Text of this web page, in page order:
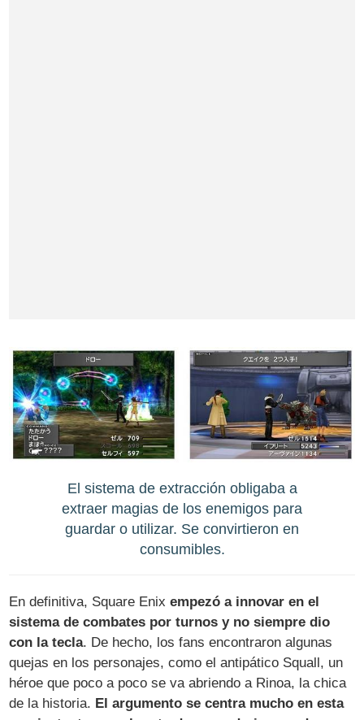
El sistema de extracción obligaba a
extraer magias de los enemigos para
guardar o utilizar. Se convirtieron en
consumibles.
En definitiva, Square Enixempezó a innovar en el
sistema de combates por turnos y no siempre dio
con la tecla. De hecho, los fans encontraron algunas
quejas en los personajes, como el antipático Squall, un
héroe que poco a poco se va abriendo a Rinoa, la chica
de la historia. El argumento se centra mucho en esta